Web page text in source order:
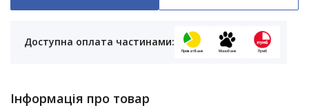
Доступна оплата частинами:
ПриватБанк Монобанк Пумб
Інформація про товар